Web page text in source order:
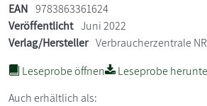
EAN 9783863361624
Veröffentlicht Juni 2022
Verlag/Hersteller Verbraucherzentrale
Leseprobe öffnen
Leseprobe
Auch erhältlich als: